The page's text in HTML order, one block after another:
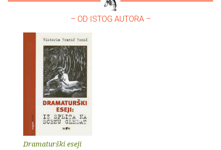
– OD ISTOG AUTORA –
Dramaturški eseji